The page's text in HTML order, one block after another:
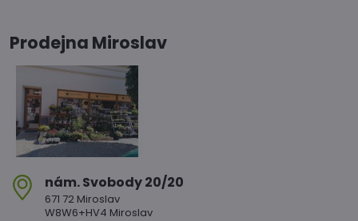
Prodejna Miroslav
nám​. Svobody 20/20
671 72 Miroslav
W8W6+HV4 Miroslav